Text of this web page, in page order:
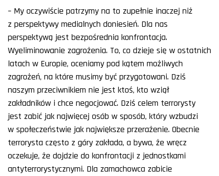
– My oczywiście patrzymy na to zupełnie inaczej niż
z perspektywy medialnych doniesień. Dla nas
perspektywą jest bezpośrednia konfrontacja.
Wyeliminowanie zagrożenia. To, co dzieje się w ostatnich
latach w Europie, oceniamy pod kątem możliwych
zagrożeń, na które musimy być przygotowani. Dziś
naszym przeciwnikiem nie jest ktoś, kto wziął
zakładników i chce negocjować. Dziś celem terrorysty
jest zabić jak najwięcej osób w sposób, który wzbudzi
w społeczeństwie jak największe przerażenie. Obecnie
terrorysta często z góry zakłada, a bywa, że wręcz
oczekuje, że dojdzie do konfrontacji z jednostkami
antyterrorystycznymi. Dla zamachowca zabicie